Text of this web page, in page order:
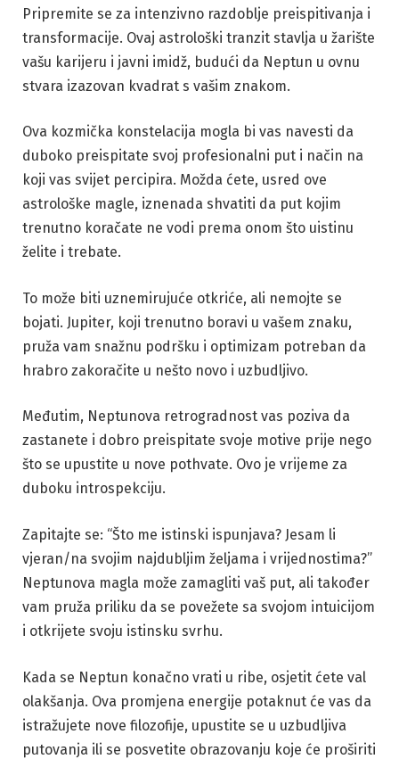
Pripremite se za intenzivno razdoblje preispitivanja i
transformacije. Ovaj astrološki tranzit stavlja u žarište
vašu karijeru i javni imidž, budući da Neptun u ovnu
stvara izazovan kvadrat s vašim znakom.
Ova kozmička konstelacija mogla bi vas navesti da
duboko preispitate svoj profesionalni put i način na
koji vas svijet percipira. Možda ćete, usred ove
astrološke magle, iznenada shvatiti da put kojim
trenutno koračate ne vodi prema onom što uistinu
želite i trebate.
To može biti uznemirujuće otkriće, ali nemojte se
bojati. Jupiter, koji trenutno boravi u vašem znaku,
pruža vam snažnu podršku i optimizam potreban da
hrabro zakoračite u nešto novo i uzbudljivo.
Međutim, Neptunova retrogradnost vas poziva da
zastanete i dobro preispitate svoje motive prije nego
što se upustite u nove pothvate. Ovo je vrijeme za
duboku introspekciju.
Zapitajte se: “Što me istinski ispunjava? Jesam li
vjeran/na svojim najdubljim željama i vrijednostima?”
Neptunova magla može zamagliti vaš put, ali također
vam pruža priliku da se povežete sa svojom intuicijom
i otkrijete svoju istinsku svrhu.
Kada se Neptun konačno vrati u ribe, osjetit ćete val
olakšanja. Ova promjena energije potaknut će vas da
istražujete nove filozofije, upustite se u uzbudljiva
putovanja ili se posvetite obrazovanju koje će proširiti